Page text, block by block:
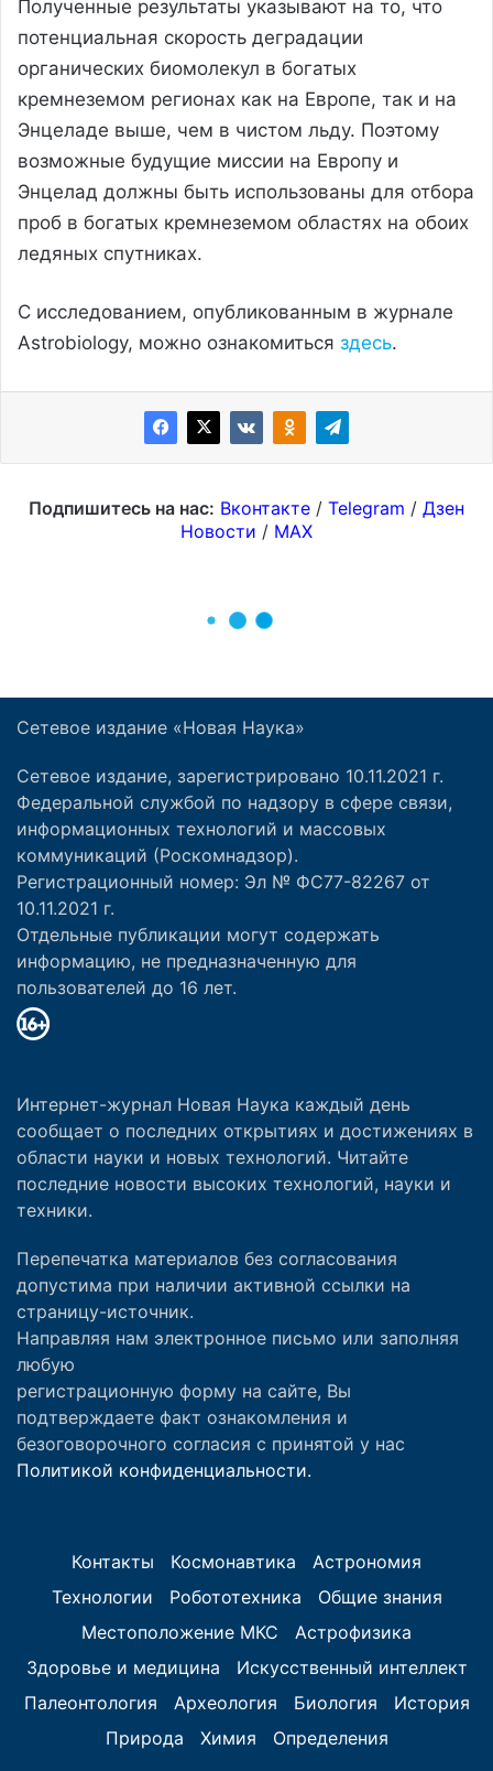
Сетевое издание «Новая Наука»
Сетевое издание, зарегистрировано 10.11.2021 г.
Федеральной службой по надзору в сфере связи,
информационных технологий и массовых
коммуникаций (Роскомнадзор).
Регистрационный номер: Эл № ФС77-82267 от
10.11.2021 г.
Отдельные публикации могут содержать
информацию, не предназначенную для
пользователей до 16 лет.
Интернет-журнал Новая Наука каждый день
сообщает о последних открытиях и достижениях в
области науки и новых технологий. Читайте
последние новости высоких технологий, науки и
техники.
Перепечатка материалов без согласования
допустима при наличии активной ссылки на
страницу-источник.
Направляя нам электронное письмо или заполняя
любую
регистрационную форму на сайте, Вы
подтверждаете факт ознакомления и
безоговорочного согласия с принятой у нас
Политикой конфиденциальности.
Контакты Космонавтика
Астрономия
Технологии
Робототехника
Общие знания
Местоположение МКС
Астрофизика
Здоровье и медицина
Искусственный интеллект
Палеонтология
Археология Биология
История
Природа
Химия Определения